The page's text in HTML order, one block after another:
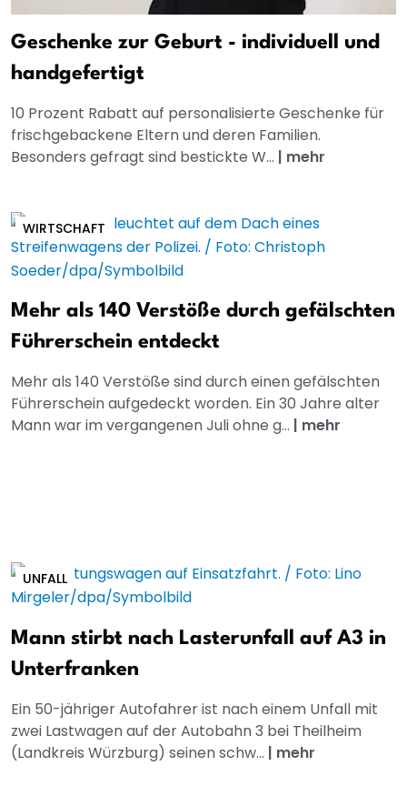
Geschenke zur Geburt - individuell und
handgefertigt
10 Prozent Rabatt auf personalisierte Geschenke für
frischgebackene Eltern und deren Familien.
Besonders gefragt sind bestickte W... | mehr
WIRTSCHAFT
Mehr als 140 Verstöße durch gefälschten
Führerschein entdeckt
Mehr als 140 Verstöße sind durch einen gefälschten
Führerschein aufgedeckt worden. Ein 30 Jahre alter
Mann war im vergangenen Juli ohne g... | mehr
UNFALL
Mann stirbt nach Lasterunfall auf A3 in
Unterfranken
Ein 50-jähriger Autofahrer ist nach einem Unfall mit
zwei Lastwagen auf der Autobahn 3 bei Theilheim
(Landkreis Würzburg) seinen schw... | mehr